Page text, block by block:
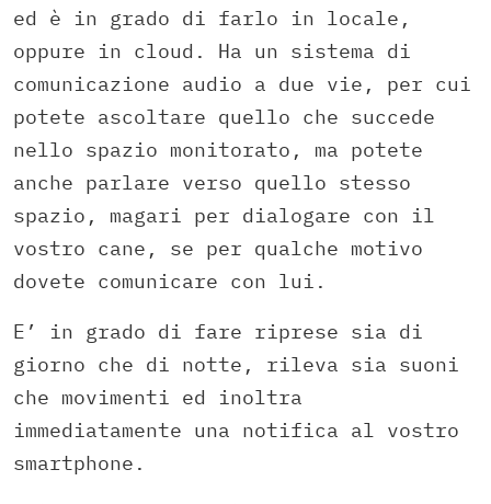
ed è in grado di farlo in locale,
oppure in cloud. Ha un sistema di
comunicazione audio a due vie, per cui
potete ascoltare quello che succede
nello spazio monitorato, ma potete
anche parlare verso quello stesso
spazio, magari per dialogare con il
vostro cane, se per qualche motivo
dovete comunicare con lui.
E’ in grado di fare riprese sia di
giorno che di notte, rileva sia suoni
che movimenti ed inoltra
immediatamente una notifica al vostro
smartphone.